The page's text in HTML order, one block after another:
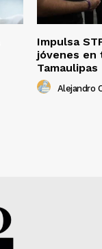
Impulsa
jóvenes en
Tamaulipas
Alejandro